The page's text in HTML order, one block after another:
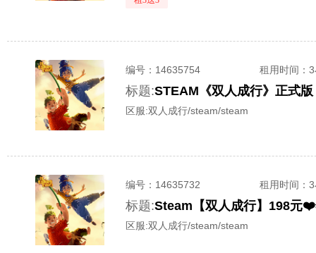
编号： 14635754 租用时间 ：
标题:STEAM《双人成行》正式
区服:双人成行/steam/steam
编号： 14635732 租用时间 ：
标题:Steam【双人成行】198元
区服:双人成行/steam/steam